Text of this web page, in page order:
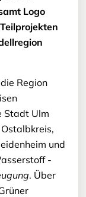
Logo
Region
Stadt Ulm
und
-
. Über